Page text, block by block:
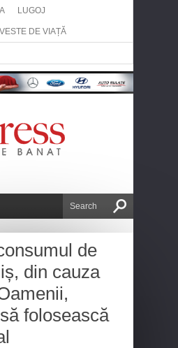
LUGOJ
DE VIAȚĂ
de
din cauza
folosească